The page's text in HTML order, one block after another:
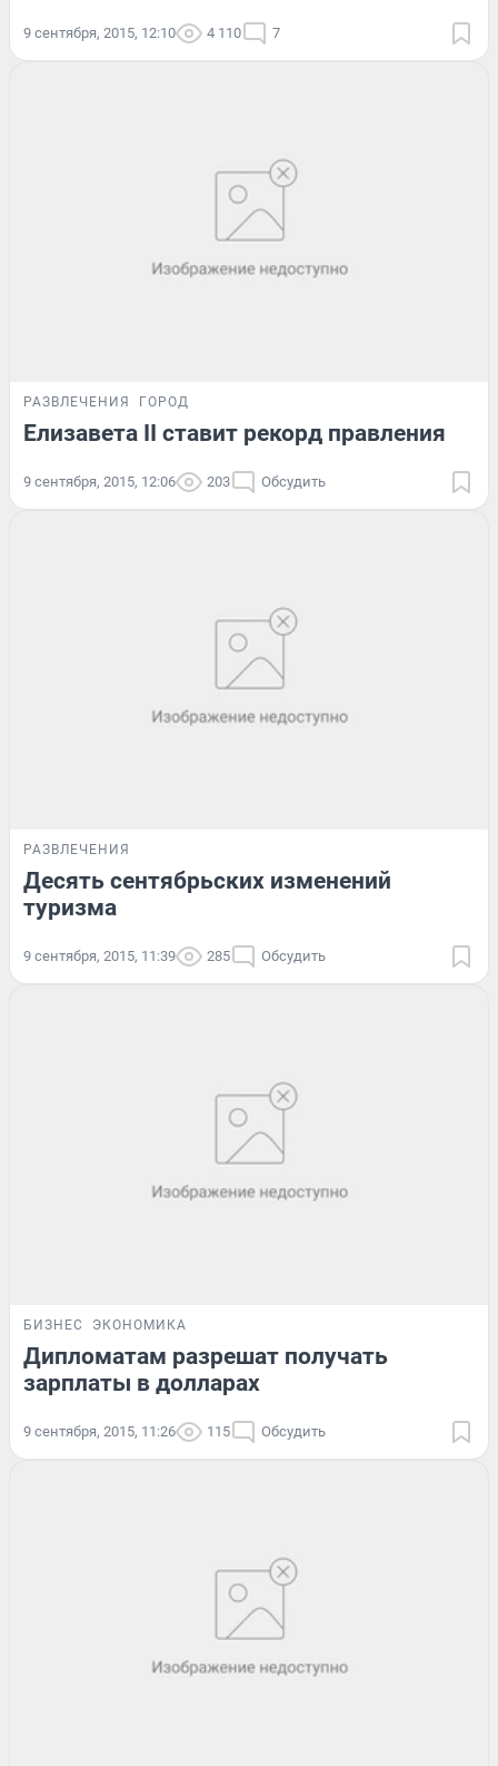
9 сентября, 2015, 12:10 4 110 7
РАЗВЛЕЧЕНИЯ ГОРОД
Елизавета II ставит рекорд правления
9 сентября, 2015, 12:06 203 Обсудить
РАЗВЛЕЧЕНИЯ
Десять сентябрьских изменений
туризма
9 сентября, 2015, 11:39 285 Обсудить
БИЗНЕС ЭКОНОМИКА
Дипломатам разрешат получать
зарплаты в долларах
9 сентября, 2015, 11:26 115 Обсудить